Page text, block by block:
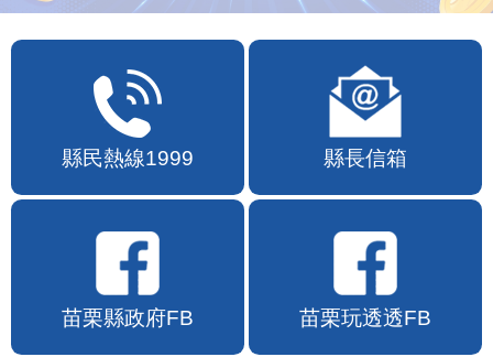
縣民熱線1999 縣長信箱
苗栗縣政府FB 苗栗玩透透FB